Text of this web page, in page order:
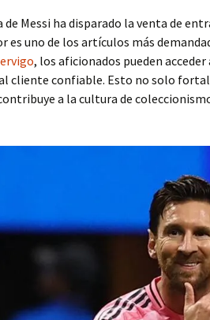
de Messi ha disparado la venta de
es uno de los artículos más
, los aficionados pueden
cliente confiable. Esto no solo
a la cultura de